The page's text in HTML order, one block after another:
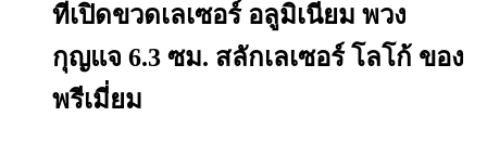
ที่เปิดขวดเลเซอร์ อลูมิเนียม พวง
กุญแจ 6.3 ซม. สลักเลเซอร์ โลโก้ ของ
พรีเมี่ยม